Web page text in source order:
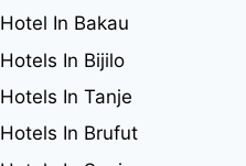
Hotel In Bakau
Hotels In Bijilo
Hotels In Tanje
Hotels In Brufut